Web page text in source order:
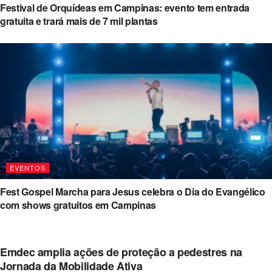
Festival de Orquídeas em Campinas: evento tem entrada
gratuita e trará mais de 7 mil plantas
EVENTOS
Fest Gospel Marcha para Jesus celebra o Dia do Evangélico
com shows gratuitos em Campinas
Emdec amplia ações de proteção a pedestres na
Jornada da Mobilidade Ativa